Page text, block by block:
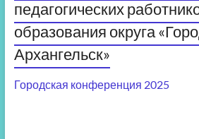
педагогических
образования округа
Архангельск»
Городская конференция 2025